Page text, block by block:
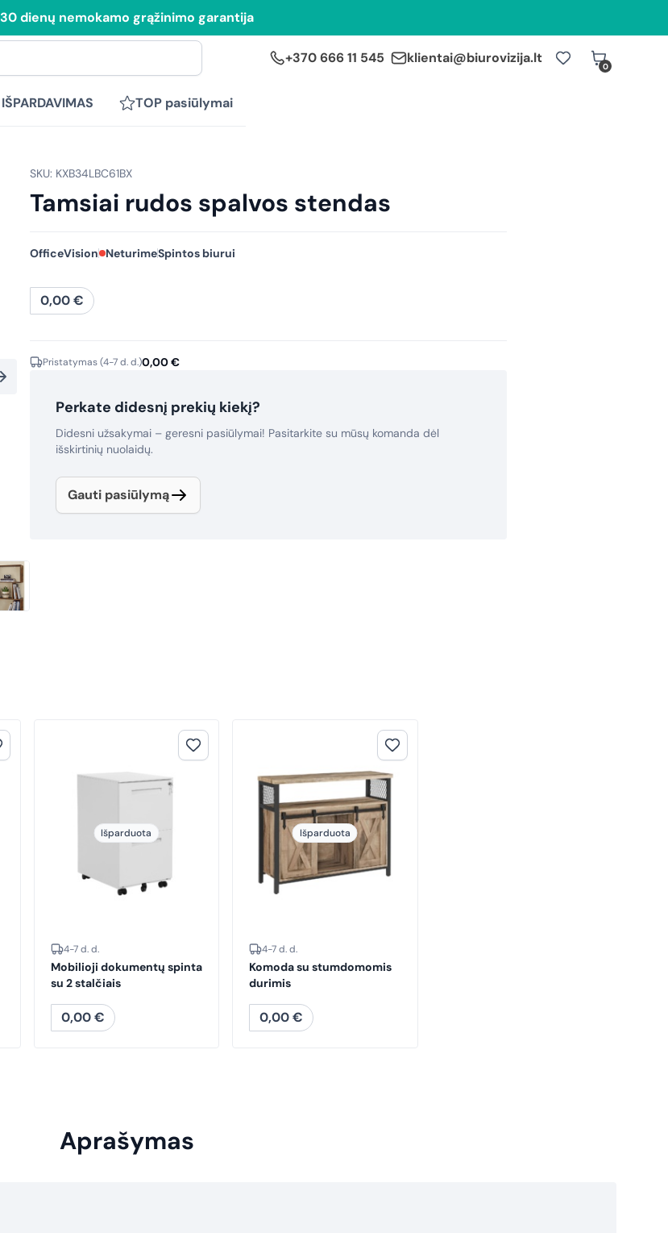
30 dienų nemokamo grąžinimo garantija
+370 666 11 545 klientai@biurovizija.lt 0
IŠPARDAVIMAS TOP pasiūlymai
SKU: KXB34LBC61BX
Tamsiai rudos spalvos stendas
OfficeVision NeturimeSpintos biurui
0,00€
Pristatymas (4-7 d. d.)0,00€
Perkate didesnį prekių kiekį?
Didesni užsakymai – geresni pasiūlymai! Pasitarkite su mūsų komanda dėl
išskirtinių nuolaidų.
Gauti pasiūlymą
Išparduota
4-7 d. d.
Mobilioji dokumentų spinta
su 2 stalčiais
0,00€
Išparduota
4-7 d. d.
Komoda su stumdomomis
durimis
0,00€
Aprašymas